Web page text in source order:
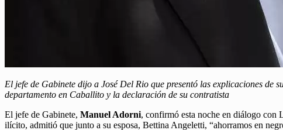
El jefe de Gabinete dijo a José Del Rio que presentó las explicaciones
departamento en Caballito y la declaración de su contratista
El jefe de Gabinete, Manuel Adorni, confirmó esta noche en diálogo con
ilícito, admitió que junto a su esposa, Bettina Angeletti, “ahorramos en